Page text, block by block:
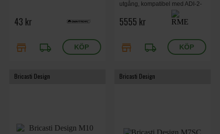
43 kr
store local_shipping
utgång, kompatibel med ADI-2-
serien och andra RME-enheter.
Rekommenderas inte för ADI-
5555 kr
store local_shipping
Bricasti Design Bricasti Design